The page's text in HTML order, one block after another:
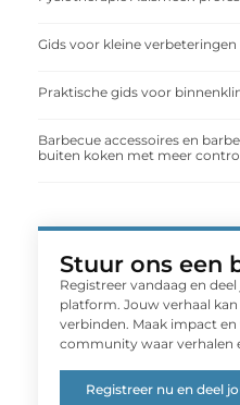
Gids voor kleine
Praktische gids voor
Barbecue accessoires en
buiten koken met meer
Stuur ons een
Registreer vandaag en
platform. Jouw verhaal
verbinden. Maak impact
community waar verhalen
Registreer nu en deel